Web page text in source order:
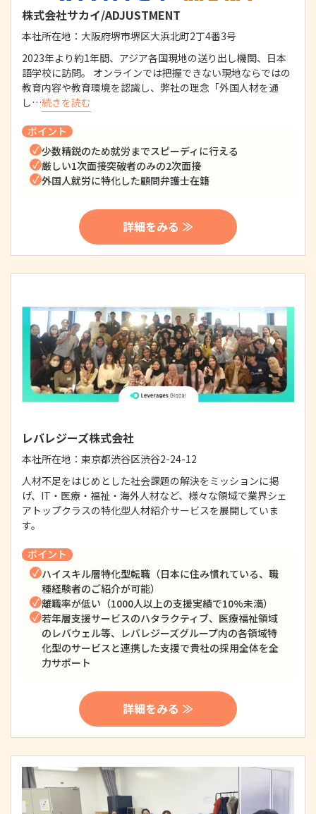
株式会社サカイ/ADJUSTMENT
本社所在地： 大阪府堺市堺区大浜北町2丁4番3号
2023年より約1年間、アジア各国現地の送り出し機関、日本
語学校に訪問。 オンラインでは把握できない現地ならではの
教育内容や教育環境を認識し、弊社の理念「外国人材を通
し…続きを読む
ポイント
少数精鋭のため就労までスピーディに行える
厳しい1次面接突破者のみの2次面接
外国人就労に特化した顧問弁護士在籍
詳細をみる ≫
レバレジーズ株式会社
本社所在地： 東京都渋谷区渋谷2-24-12
人材不足をはじめとした社会課題の解決をミッションに掲
げ、IT・医療・福祉・海外人材など、様々な領域で業界シェ
アトップクラスの特化型人材紹介サービスを展開していま
す。
ポイント
ハイスキル層特化型転職（日本に住み慣れている、職
種経験者のご紹介が可能）
離職率が低い（1000人以上の支援実績で10%未満）
若年層支援サービスのハタラクティブ、医療福祉領域
のレバウェル等、レバレジーズグループ内の各領域特
化型のサービスと連携した支援で貴社の採用全体を全
力サポート
詳細をみる ≫